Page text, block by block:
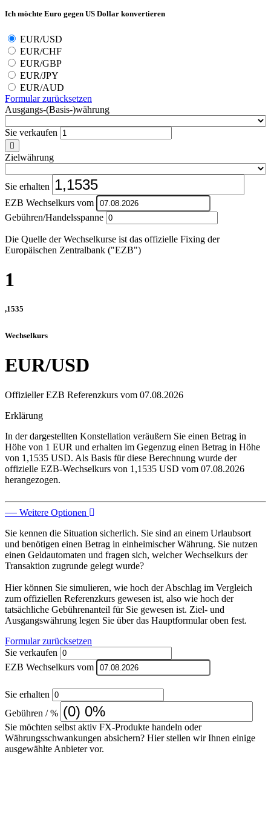
Ich möchte Euro gegen US Dollar konvertieren
EUR/USD
EUR/CHF
EUR/GBP
EUR/JPY
EUR/AUD
Formular zurücksetzen
Ausgangs-(Basis-)währung
Sie verkaufen
Zielwährung
Sie erhalten
EZB Wechselkurs vom
Gebühren/Handelsspanne
Die Quelle der Wechselkurse ist das offizielle Fixing der
Europäischen Zentralbank ("EZB")
1
,1535
Wechselkurs
EUR/USD
Offizieller EZB Referenzkurs vom 07.08.2026
Erklärung
In der dargestellten Konstellation veräußern Sie einen Betrag in
Höhe von 1 EUR und erhalten im Gegenzug einen Betrag in Höhe
von 1,1535 USD. Als Basis für diese Berechnung wurde der
offizielle EZB-Wechselkurs von 1,1535 USD vom 07.08.2026
herangezogen.
Weitere Optionen
Sie kennen die Situation sicherlich. Sie sind an einem Urlaubsort
und benötigen einen Betrag in einheimischer Währung. Sie nutzen
einen Geldautomaten und fragen sich, welcher Wechselkurs der
Transaktion zugrunde gelegt wurde?
Hier können Sie simulieren, wie hoch der Abschlag im Vergleich
zum offiziellen Referenzkurs gewesen ist, also wie hoch der
tatsächliche Gebührenanteil für Sie gewesen ist. Ziel- und
Ausgangswährung legen Sie über das Hauptformular oben fest.
Formular zurücksetzen
Sie verkaufen
EZB Wechselkurs vom
Sie erhalten
Gebühren / %
Sie möchten selbst aktiv FX-Produkte handeln oder
Währungsschwankungen absichern? Hier stellen wir Ihnen einige
ausgewählte Anbieter vor.